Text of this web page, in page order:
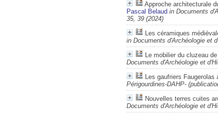
Approche architecturale
Pascal Belaud in Documents
35, 39 (2024)
Les céramiques
in Documents d'Archéologie et
Le mobilier du cluzeau
Documents d'Archéologie et
Les gaufriers Faugerolas
Périgourdines-DAHP-
Nouvelles terres cuites
Documents d'Archéologie et